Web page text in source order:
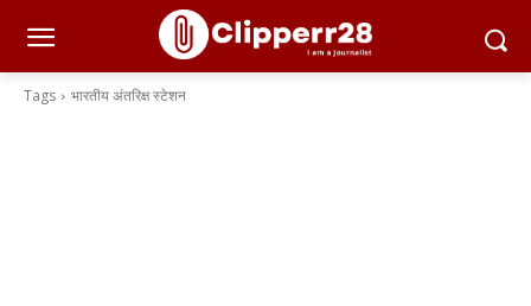
Tags भारतीय अंतरिक्ष स्टेशन